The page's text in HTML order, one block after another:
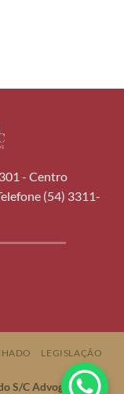
- Centro
(54) 3311-
LEGISLAÇÃO
S/C Advogados